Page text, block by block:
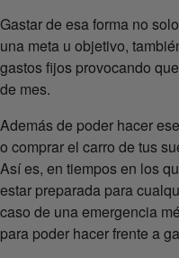
Gastar de esa forma no
una meta u objetivo,
gastos fijos provocando
de mes.
Además de poder hacer
o comprar el carro de tus
Así es, en tiempos en los
estar preparada para
caso de una emergencia
para poder hacer frente a